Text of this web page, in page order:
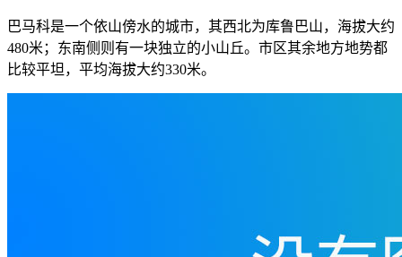
巴马科是一个依山傍水的城市，其西北为库鲁巴山，海拔大约
480米；东南侧则有一块独立的小山丘。市区其余地方地势都
比较平坦，平均海拔大约330米。